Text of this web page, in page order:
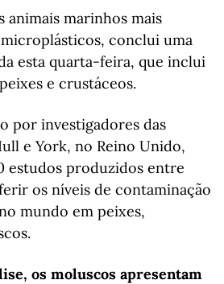
animais marinhos mais
conclui uma
esta quarta-feira, que inclui
e crustáceos.
por investigadores das
e York, no Reino Unido,
estudos produzidos entre
os níveis de contaminação
mundo em peixes,
os moluscos apresentam